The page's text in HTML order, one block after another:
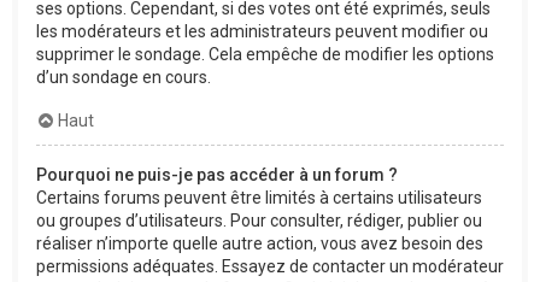
ses options. Cependant, si des votes ont été exprimés, seuls
les modérateurs et les administrateurs peuvent modifier ou
supprimer le sondage. Cela empêche de modifier les options
d’un sondage en cours.
Haut
Pourquoi ne puis-je pas accéder à un forum ?
Certains forums peuvent être limités à certains utilisateurs
ou groupes d’utilisateurs. Pour consulter, rédiger, publier ou
réaliser n’importe quelle autre action, vous avez besoin des
permissions adéquates. Essayez de contacter un modérateur